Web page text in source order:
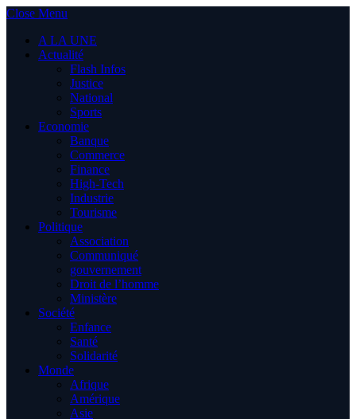
Close Menu
A LA UNE
Actualité
Flash Infos
Justice
National
Sports
Economie
Banque
Commerce
Finance
High-Tech
Industrie
Tourisme
Politique
Association
Communiqué
gouvernement
Droit de l’homme
Ministère
Société
Enfance
Santé
Solidarité
Monde
Afrique
Amérique
Asie